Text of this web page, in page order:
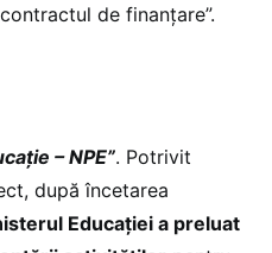
de finanțare”.
– NPE”. Potrivit
după încetarea
Educației a preluat